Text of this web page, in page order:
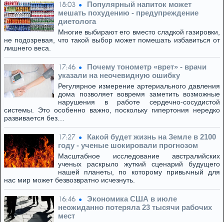
18:03
Популярный напиток может
мешать похудению - предупреждение
диетолога
Многие выбирают его вместо сладкой газировки,
не подозревая, что такой выбор может помешать избавиться от
лишнего веса.
17:46
Почему тонометр «врет» - врачи
указали на неочевидную ошибку
Регулярное измерение артериального давления
дома позволяет вовремя заметить возможные
нарушения в работе сердечно-сосудистой
системы. Это особенно важно, поскольку гипертония нередко
развивается без…
17:27
Какой будет жизнь на Земле в 2100
году - ученые шокировали прогнозом
Масштабное исследование австралийских
ученых раскрыло жуткий сценарий будущего
нашей планеты, по которому привычный для
нас мир может безвозвратно исчезнуть.
16:46
Экономика США в июле
неожиданно потеряла 23 тысячи рабочих
мест